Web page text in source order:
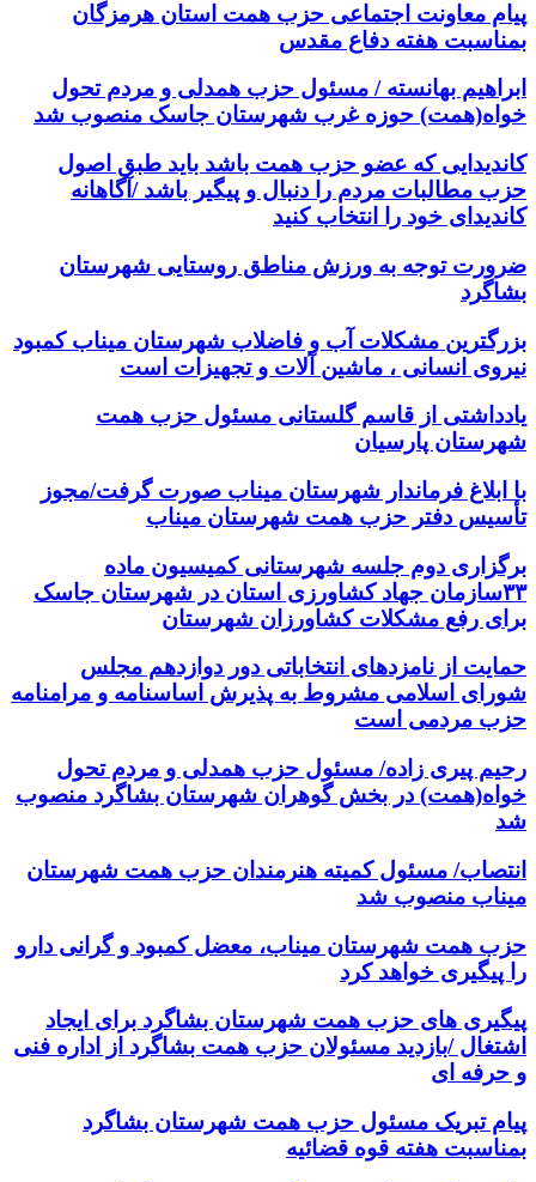
پیام معاونت اجتماعی حزب همت استان هرمزگان
بمناسبت هفته دفاع مقدس
ابراهیم بهانسته / مسئول حزب همدلی و مردم تحول
خواه(همت) حوزه غرب شهرستان جاسک منصوب شد
کاندیدایی که عضو حزب همت باشد باید طبق اصول
حزب مطالبات مردم را دنبال و پیگیر باشد /آگاهانه
کاندیدای خود را انتخاب کنید
ضرورت توجه به ورزش مناطق روستایی شهرستان
بشاگرد
بزرگترین مشکلات آب و فاضلاب شهرستان میناب کمبود
نیروی انسانی ، ماشین آلات و تجهیزات است
یادداشتی از قاسم گلستانی مسئول حزب همت
شهرستان پارسیان
با ابلاغ فرماندار شهرستان میناب صورت گرفت/مجوز
تأسیس دفتر حزب همت شهرستان میناب
برگزاری دوم جلسه شهرستانی کمیسیون ماده
۳۳سازمان جهاد کشاورزی استان در شهرستان جاسک
برای رفع مشکلات کشاورزان شهرستان
حمایت از نامزدهای انتخاباتی دور دوازدهم مجلس
شورای اسلامی مشروط به پذیرش اساسنامه و مرامنامه
حزب مردمی است
رحیم پیری زاده/ مسئول حزب همدلی و مردم تحول
خواه(همت) در بخش گوهران شهرستان بشاگرد منصوب
شد
انتصاب/ مسئول کمیته هنرمندان حزب همت شهرستان
میناب منصوب شد
حزب همت شهرستان میناب، معضل کمبود و گرانی دارو
را پیگیری خواهد کرد
پیگیری های حزب همت شهرستان بشاگرد برای ایجاد
اشتغال /بازدید مسئولان حزب همت بشاگرد از اداره فنی
و حرفه ای
پیام تبریک مسئول حزب همت شهرستان بشاگرد
بمناسبت هفته قوه قضائیه